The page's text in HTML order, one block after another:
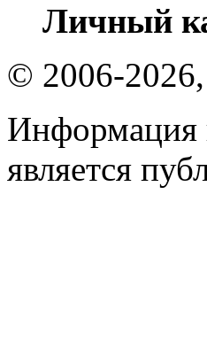
Личный
© 2006-2026,
Информация
является